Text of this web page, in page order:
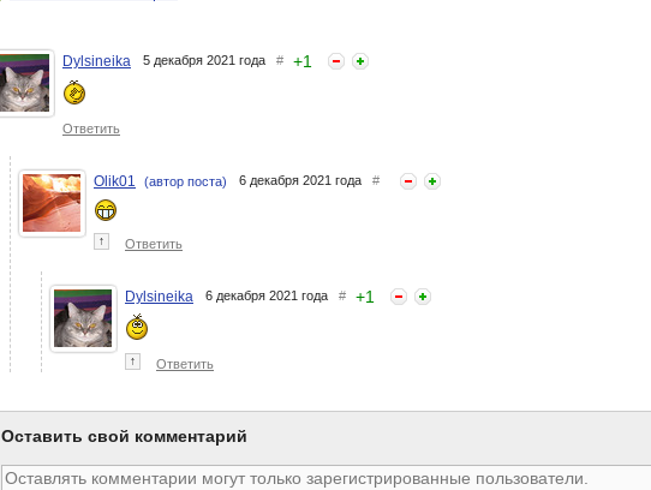
Dylsineika 5 декабря 2021 года # +1
Ответить
Olik01 (автор поста) 6 декабря 2021 года #
↑ Ответить
Dylsineika 6 декабря 2021 года # +1
↑ Ответить
Оставить свой комментарий